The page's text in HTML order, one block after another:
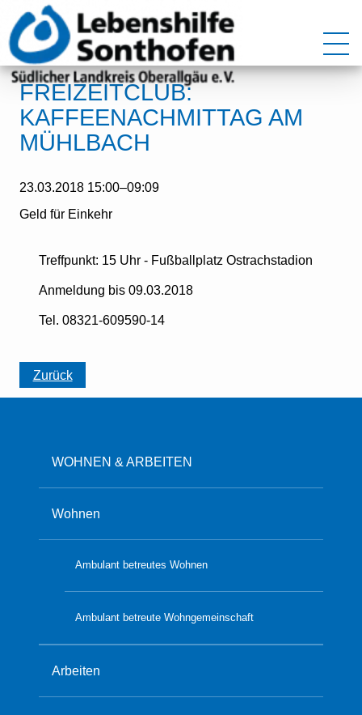
FREIZEITCLUB:
KAFFEENACHMITTAG AM
MÜHLBACH
23.03.2018 15:00–09:09
Geld für Einkehr
Treffpunkt: 15 Uhr - Fußballplatz Ostrachstadion
Anmeldung bis 09.03.2018
Tel. 08321-609590-14
Zurück
WOHNEN & ARBEITEN
Wohnen
Ambulant betreutes Wohnen
Ambulant betreute Wohngemeinschaft
Arbeiten